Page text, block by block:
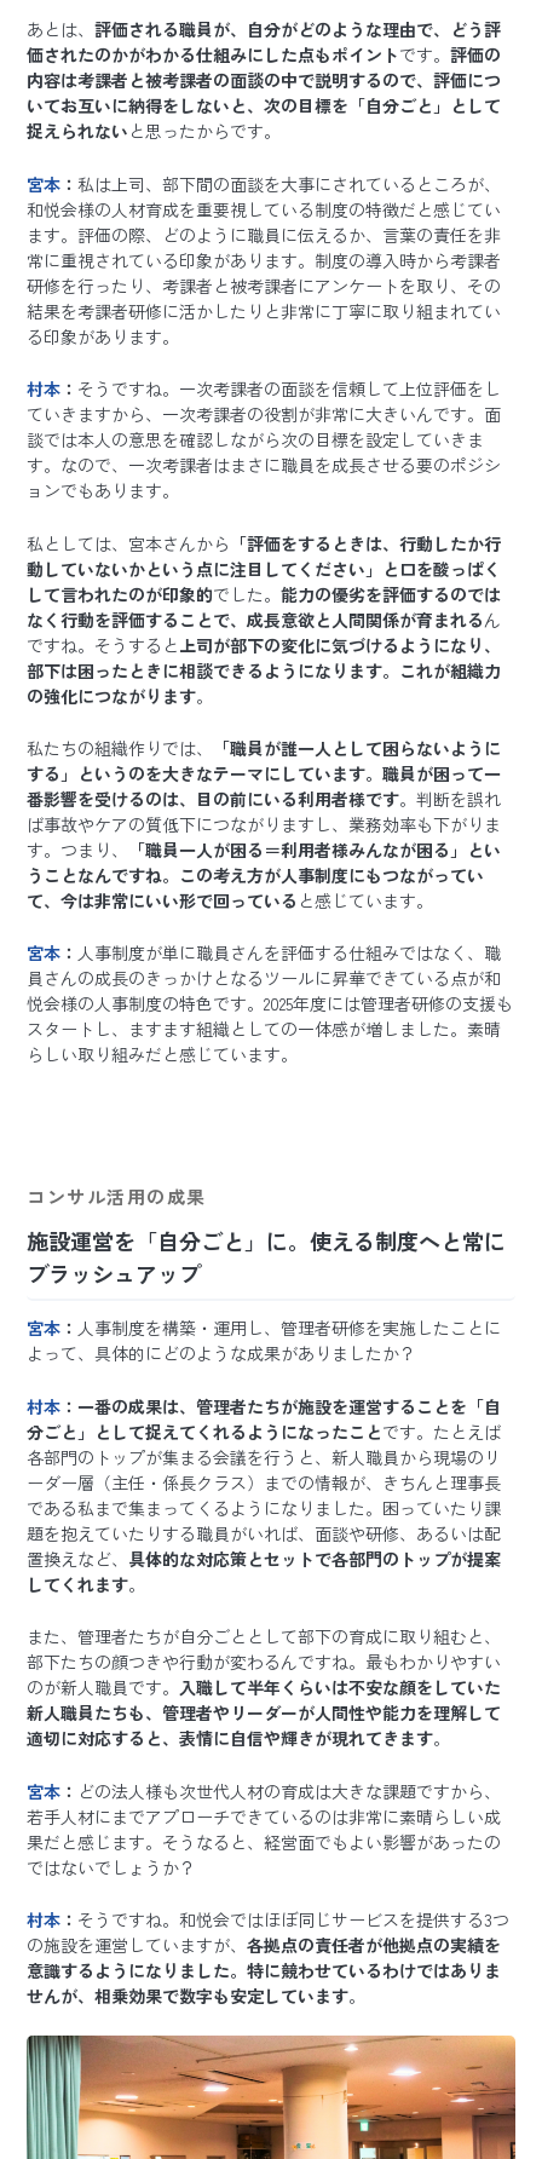
あとは、評価される職員が、自分がどのような理由で、どう評
価されたのかがわかる仕組みにした点もポイントです。評価の
内容は考課者と被考課者の面談の中で説明するので、評価につ
いてお互いに納得をしないと、次の目標を「自分ごと」として
捉えられない と思ったからです。
宮本 ：私は上司、部下間の面談を大事にされているところが、
和悦会様の人材育成を重要視している制度の特徴だと感じてい
ます。評価の際、どのように職員に伝えるか、言葉の責任を非
常に重視されている印象があります。制度の導入時から考課者
研修を行ったり、考課者と被考課者にアンケートを取り、その
結果を考課者研修に活かしたりと非常に丁寧に取り組まれてい
る印象があります。
村本 ： そうですね。一次考課者の面談を信頼して上位評価をし
ていきますから、一次考課者の役割が非常に大きいんです。面
談では本人の意思を確認しながら次の目標を設定していきま
す。なので、一次考課者はまさに職員を成長させる要のポジシ
ョンでもあります。
私としては、宮本さんから 「評価をするときは、行動したか行
動していないかという点に注目してください」と口を酸っぱく
して言われたのが印象的でした。能力の優劣を評価するのでは
なく行動を評価することで、成長意欲と人間関係が育まれるん
ですね。そうすると 上司が部下の変化に気づけるようになり、
部下は困ったときに相談できるようになります。これが組織力
の強化につながります。
私たちの組織作りでは、
「職員が誰一人として困らないように
する」というのを大きなテーマにしています。職員が困って一
番影響を受けるのは、目の前にいる利用者様です。判断を誤れ
ば事故やケアの質低下につながりますし、業務効率も下がりま
す。つまり、
「職員一人が困る＝利用者様みんなが困る」とい
うことなんですね。この考え方が人事制度にもつながってい
て、今は非常にいい形で回っている と感じています。
宮本 ： 人事制度が単に職員さんを評価する仕組みではなく、職
員さんの成長のきっかけとなるツールに昇華できている点が和
悦会様の人事制度の特色です。2025年度には管理者研修の支援も
スタートし、ますます組織としての一体感が増しました。素晴
らしい取り組みだと感じています。
コンサル活用の成果
施設運営を「自分ごと」に。使える制度へと常に
ブラッシュアップ
宮本 ： 人事制度を構築・運用し、管理者研修を実施したことに
よって、具体的にどのような成果がありましたか？
村本 ：一番の成果は、管理者たちが施設を運営することを「自
分ごと」として捉えてくれるようになったことです。たとえば
各部門のトップが集まる会議を行うと、新人職員から現場のリ
ーダー層（主任・係長クラス）までの情報が、きちんと理事長
である私まで集まってくるようになりました。困っていたり課
題を抱えていたりする職員がいれば、面談や研修、あるいは配
置換えなど、 具体的な対応策とセットで各部門のトップが提案
してくれます。
また、管理者たちが自分ごととして部下の育成に取り組むと、
部下たちの顔つきや行動が変わるんですね。最もわかりやすい
のが新人職員です。入職して半年くらいは不安な顔をしていた
新人職員たちも、管理者やリーダーが人間性や能力を理解して
適切に対応すると、表情に自信や輝きが現れてきます。
宮本 ： どの法人様も次世代人材の育成は大きな課題ですから、
若手人材にまでアプローチできているのは非常に素晴らしい成
果だと感じます。そうなると、経営面でもよい影響があったの
ではないでしょうか？
村本 ： そうですね。和悦会ではほぼ同じサービスを提供する3つ
の施設を運営していますが、各拠点の責任者が他拠点の実績を
意識するようになりました。特に競わせているわけではありま
せんが、相乗効果で数字も安定しています。